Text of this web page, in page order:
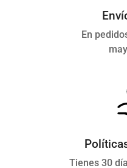
En
Tienes 30